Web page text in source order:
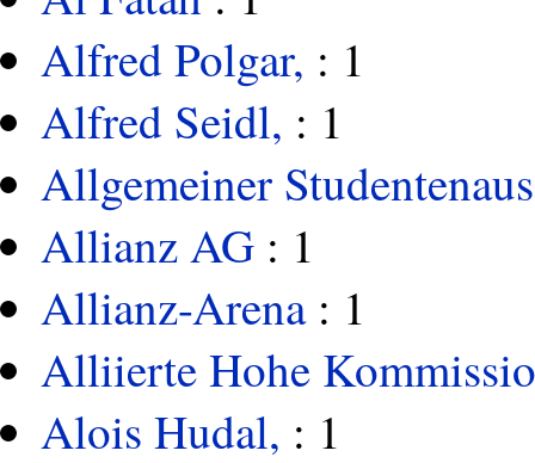
Alfred Polgar, : 1
Alfred Seidl, : 1
Allgemeiner
Allianz AG : 1
Allianz-Arena: 1
Alliierte Hohe
Alois Hudal, : 1